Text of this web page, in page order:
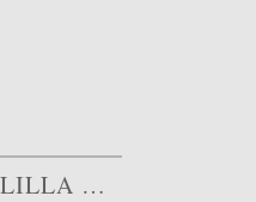
BONA FURTUNA “BIANCOLILLA CENTINARA”